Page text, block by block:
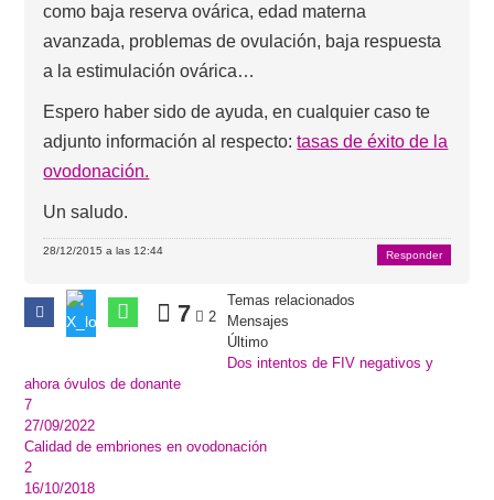
como baja reserva ovárica, edad materna
avanzada, problemas de ovulación, baja respuesta
a la estimulación ovárica…
Espero haber sido de ayuda, en cualquier caso te
adjunto información al respecto:tasas de éxito de la
ovodonación.
Un saludo.
28/12/2015 a las 12:44 Responder
7 2
Temas relacionados
Mensajes
Último
Dos intentos de FIV negativos y
ahora óvulos de donante
7
27/09/2022
Calidad de embriones en ovodonación
2
16/10/2018